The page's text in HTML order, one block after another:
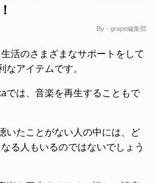
By - grape編集部
活のさまざまなサポートをして
なアイテムです。
では、音楽を再生することもで
いたことがない人の中には、ど
る人もいるのではないでしょう